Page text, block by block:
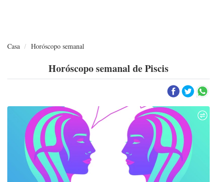
Casa Horóscopo semanal
Horóscopo semanal de Piscis